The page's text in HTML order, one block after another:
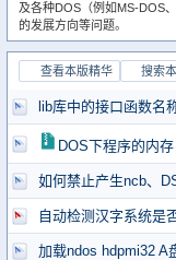
及各种DOS（例如MS-DOS
的发展方向等问题。
查看本版精华 搜索
lib库中的接口函数名
DOS下程序的内
如何禁止产生ncb、
自动检测汉字系统是
加载ndos hdpmi32 A